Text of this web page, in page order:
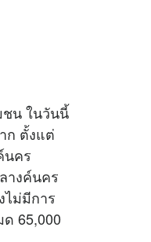
ชน ในวันนี้
ก ตั้งแต่
นคร
างค์นคร
ไม่มีการ
65,000